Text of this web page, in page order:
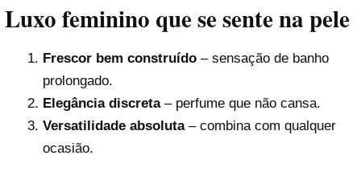
Luxo feminino que se sente na pele
Frescor bem construído– sensação de banho
prolongado.
Elegância discreta– perfume que não cansa.
Versatilidade absoluta– combina com qualquer
ocasião.